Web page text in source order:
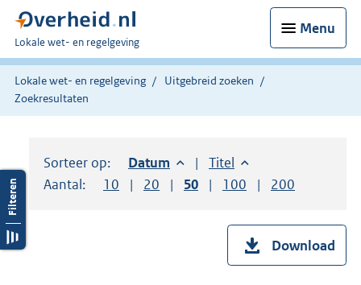
Menu
U
bent
hier:
Lokale wet- en regelgeving
Lokale wet- en regelgeving
Uitgebreid zoeken
Zoekresultaten
Sorteer op: Sorteer op:
Datum aflopendSorteer op:
Titel oplopend
Aantal:
Toon
10 resultaten per pagina
Toon
20 resultaten per pagina
Toon
50 resultaten per pagina
Toon
100 resultaten per
Toon
200
Download